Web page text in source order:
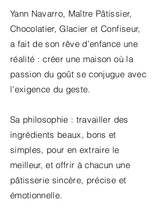
Yann Navarro, Maître Pâtissier,
Chocolatier, Glacier et Confiseur,
a fait de son rêve d’enfance une
réalité : créer une maison où la
passion du goût se conjugue avec
l’exigence du geste.
Sa philosophie : travailler des
ingrédients beaux, bons et
simples, pour en extraire le
meilleur, et offrir à chacun une
pâtisserie sincère, précise et
émotionnelle.